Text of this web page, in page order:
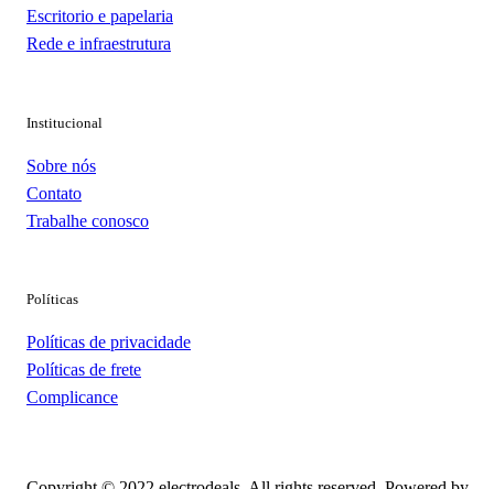
Escritorio e papelaria
Rede e infraestrutura
Institucional
Sobre nós
Contato
Trabalhe conosco
Políticas
Políticas de privacidade
Políticas de frete
Complicance